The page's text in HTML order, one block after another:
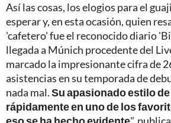
Así las cosas, los elogios para el
esperar y, en esta ocasión, quien
'cafetero' fue el reconocido diario
llegada a Múnich procedente del
marcado la impresionante cifra de
asistencias en su temporada de
nada mal.Su apasionado estilo
rápidamente en uno de los